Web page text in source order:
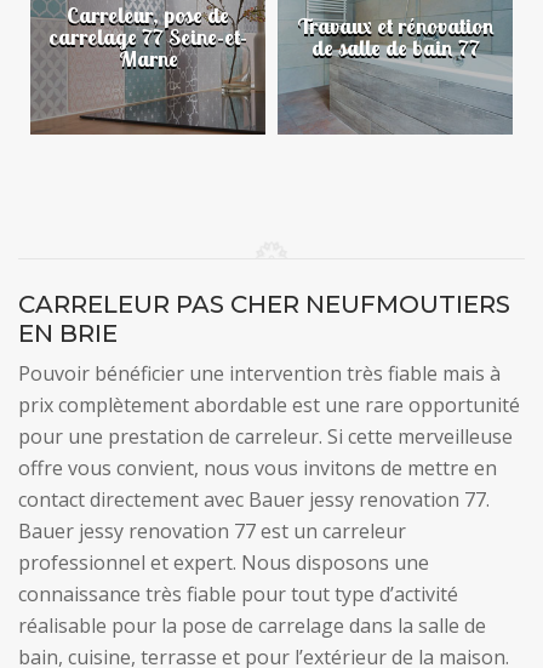
Carreleur, pose de
carrelage 77 Seine-et-
Marne
Travaux et rénovation
de salle de bain 77
CARRELEUR PAS CHER NEUFMOUTIERS
EN BRIE
Pouvoir bénéficier une intervention très fiable mais à
prix complètement abordable est une rare opportunité
pour une prestation de carreleur. Si cette merveilleuse
offre vous convient, nous vous invitons de mettre en
contact directement avec Bauer jessy renovation 77.
Bauer jessy renovation 77 est un carreleur
professionnel et expert. Nous disposons une
connaissance très fiable pour tout type d’activité
réalisable pour la pose de carrelage dans la salle de
bain, cuisine, terrasse et pour l’extérieur de la maison.